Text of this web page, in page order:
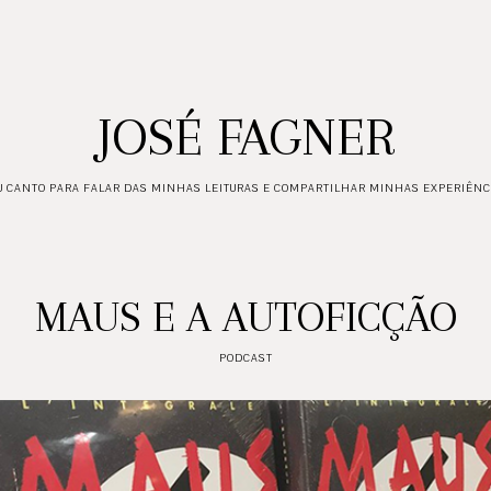
JOSÉ FAGNER
CANTO PARA FALAR DAS MINHAS LEITURAS E COMPARTILHAR MINHAS
MAUS E A AUTOFICÇÃO
PODCAST